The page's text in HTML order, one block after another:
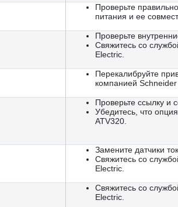
Проверьте
питания и ее
Проверьте
Свяжитесь со
Electric.
Перекалибруйте
компанией Schneider
Проверьте ссылку и
Убедитесь, что
ATV320.
Замените датчики
Свяжитесь со
Electric.
Свяжитесь со
Electric.